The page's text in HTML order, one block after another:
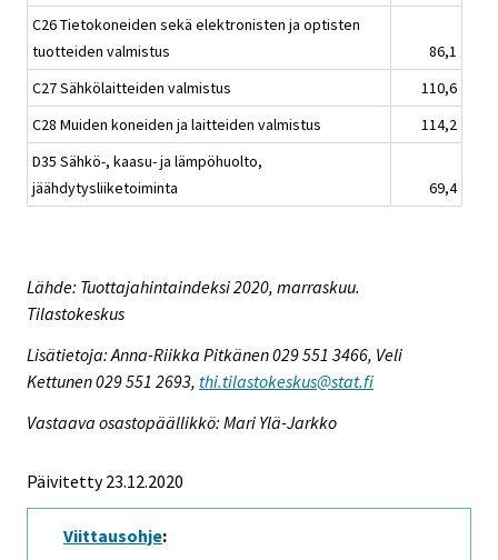
C26 Tietokoneiden sekä elektronisten ja optisten
tuotteiden valmistus
86,1
C27 Sähkölaitteiden valmistus
110,6
C28 Muiden koneiden ja laitteiden valmistus
114,2
D35 Sähkö-, kaasu- ja lämpöhuolto,
jäähdytysliiketoiminta
69,4
Lähde: Tuottajahintaindeksi 2020, marraskuu.
Tilastokeskus
Lisätietoja: Anna-Riikka Pitkänen 029 551 3466, Veli
Kettunen 029 551 2693, thi.tilastokeskus@stat.fi
Vastaava osastopäällikkö: Mari Ylä-Jarkko
Päivitetty 23.12.2020
Viittausohje: